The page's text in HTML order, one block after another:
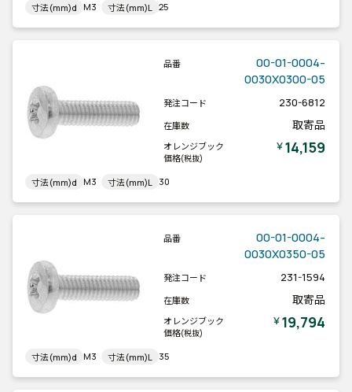
寸法(mm)d M3 寸法(mm)L 25
品番
00-01-0004-
0030X0300-05
発注コード 230-6812
在庫数 取寄品
オレンジブック
価格(税抜)
￥14,159
寸法(mm)d M3 寸法(mm)L 30
品番
00-01-0004-
0030X0350-05
発注コード 231-1594
在庫数 取寄品
オレンジブック
価格(税抜)
￥19,794
寸法(mm)d M3 寸法(mm)L 35